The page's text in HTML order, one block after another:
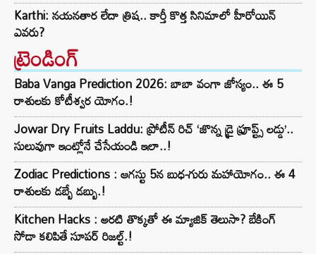
Karthi: నయనతార లేదా త్రిష.. కార్తీ కొత్త సినిమాలో హీరోయిన్
ఎవరు?
ట్రెండింగ్‌
Baba Vanga Prediction 2026: బాబా వంగా జోస్యం.. ఈ 5
రాశులకు కోటీశ్వర యోగం.!
Jowar Dry Fruits Laddu: ప్రోటీన్ రిచ్ ‘జొన్న డ్రై ఫ్రూప్ట్స్ లడ్డు’..
సులువుగా ఇంట్లోనే చేసేయండి ఇలా..!
Zodiac Predictions : ఆగస్టు 5న బుధ-గురు మహాయోగం.. ఈ 4
రాశులకు డబ్బే డబ్బు.!
Kitchen Hacks : అరటి తొక్కతో ఈ మ్యాజిక్ తెలుసా? బేకింగ్
సోడా కలిపితే సూపర్ రిజల్ట్.!